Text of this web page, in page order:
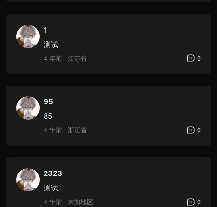
1
测试
4 年前 江苏省 0
95
85
4 年前 浙江省 0
2323
测试
4 年前 未知地区 0